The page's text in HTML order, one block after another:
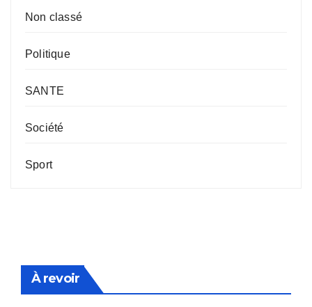
Non classé
Politique
SANTE
Société
Sport
À revoir